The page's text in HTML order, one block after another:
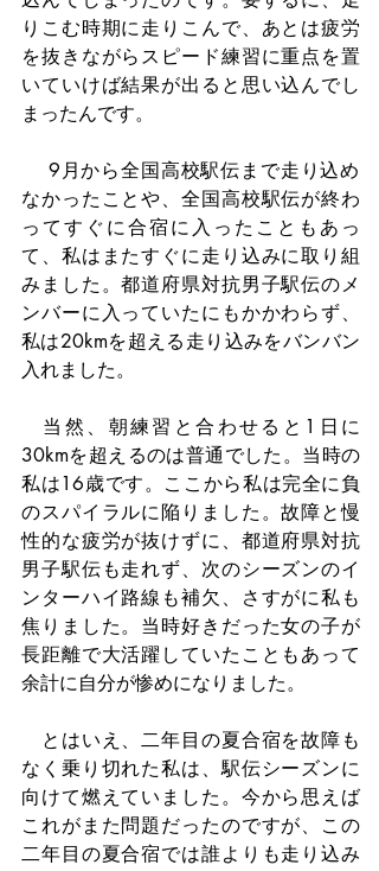
りこむ時期に走りこんで、あとは疲労
を抜きながらスピード練習に重点を置
いていけば結果が出ると思い込んでし
まったんです。
なかったことや、全国高校駅伝が終わ
ってすぐに合宿に入ったこともあっ
て、私はまたすぐに走り込みに取り組
みました。都道府県対抗男子駅伝のメ
ンバーに入っていたにもかかわらず、
私は20kmを超える走り込みをバンバン
入れました。
当然、朝練習と合わせると1日に
30kmを超えるのは普通でした。当時の
私は16歳です。ここから私は完全に負
のスパイラルに陥りました。故障と慢
性的な疲労が抜けずに、都道府県対抗
男子駅伝も走れず、次のシーズンのイ
ンターハイ路線も補欠、さすがに私も
焦りました。当時好きだった女の子が
長距離で大活躍していたこともあって
余計に自分が惨めになりました。
とはいえ、二年目の夏合宿を故障も
なく乗り切れた私は、駅伝シーズンに
向けて燃えていました。今から思えば
これがまた問題だったのですが、この
二年目の夏合宿では誰よりも走り込み